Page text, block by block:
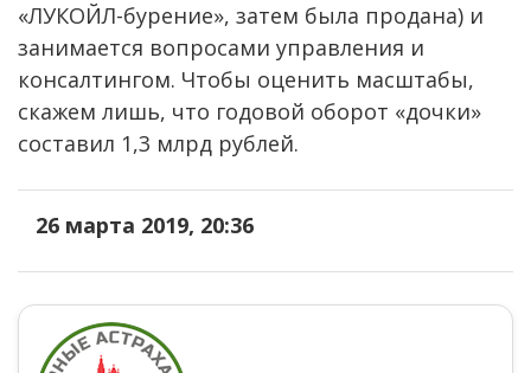
«ЛУКОЙЛ-бурение», затем была продана) и
занимается вопросами управления и
консалтингом. Чтобы оценить масштабы,
скажем лишь, что годовой оборот «дочки»
составил 1,3 млрд рублей.
26 марта 2019, 20:36